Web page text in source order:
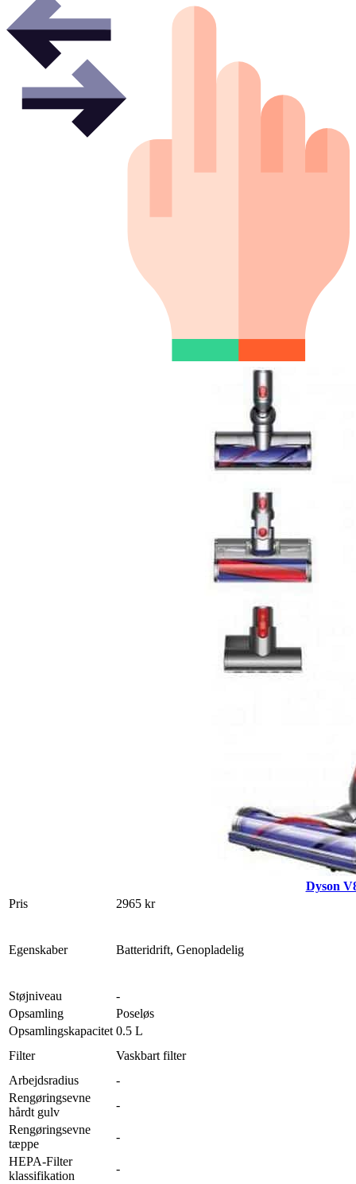
Dyson
Pris
2965 kr
Egenskaber Batteridrift, Genopladelig
Støjniveau
-
Opsamling
Poseløs
Opsamlingskapacitet 0.5 L
Filter
Vaskbart filter
Arbejdsradius
-
Rengøringsevne
hårdt gulv
-
Rengøringsevne
tæppe
-
HEPA-Filter
klassifikation
-